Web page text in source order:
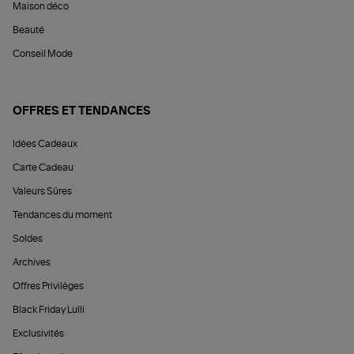
Maison déco
Beauté
Conseil Mode
OFFRES ET TENDANCES
Idées Cadeaux
Carte Cadeau
Valeurs Sûres
Tendances du moment
Soldes
Archives
Offres Privilèges
Black Friday Lulli
Exclusivités